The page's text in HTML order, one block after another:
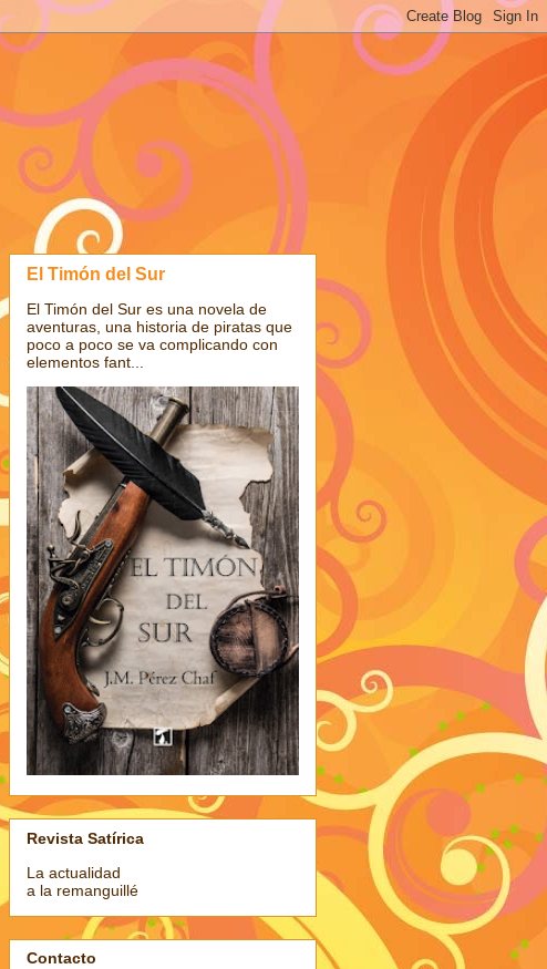
El Timón del Sur
El Timón del Sur es una novela de
aventuras, una historia de piratas que
poco a poco se va complicando con
elementos fant...
Revista Satírica
La actualidad
a la remanguillé
Contacto